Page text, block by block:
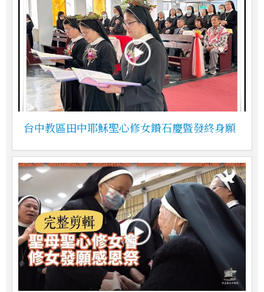
台中教區田中耶穌聖心修女鑽石慶暨發終身願